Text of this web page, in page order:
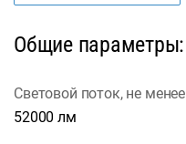
Общие параметры:
Световой поток, не менее
52000 лм